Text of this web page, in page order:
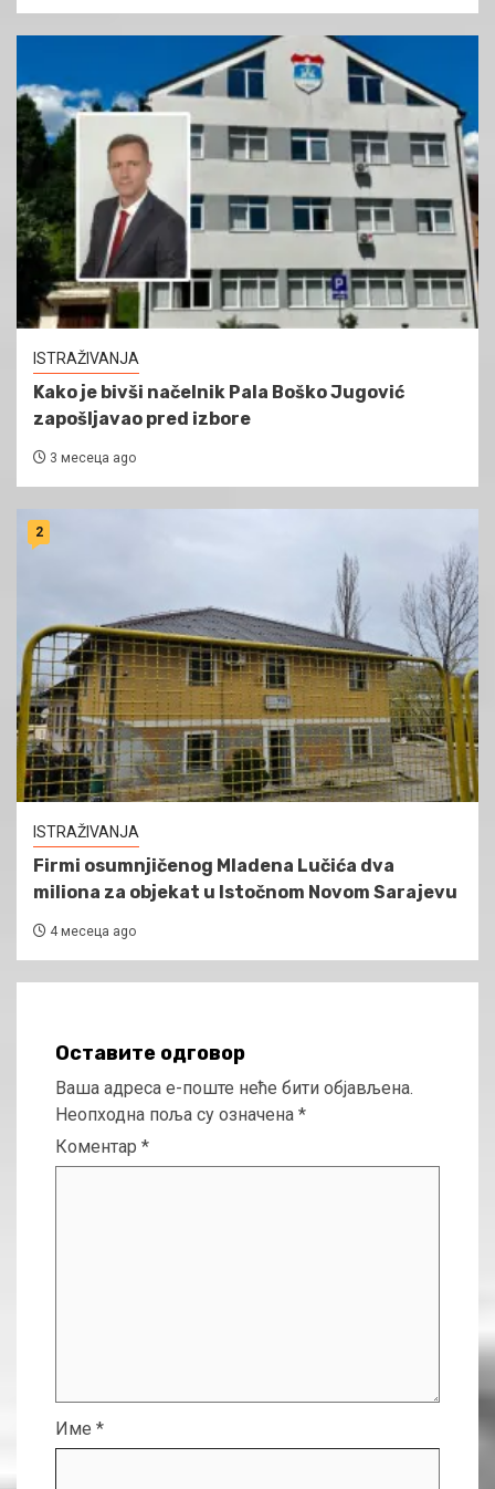
ISTRAŽIVANJA
Kako je bivši načelnik Pala Boško Jugović
zapošljavao pred izbore
3 месеца ago
2
ISTRAŽIVANJA
Firmi osumnjičenog Mladena Lučića dva
miliona za objekat u Istočnom Novom Sarajevu
4 месеца ago
Оставите одговор
Ваша адреса е-поште неће бити објављена.
Неопходна поља су означена *
Коментар *
Име *